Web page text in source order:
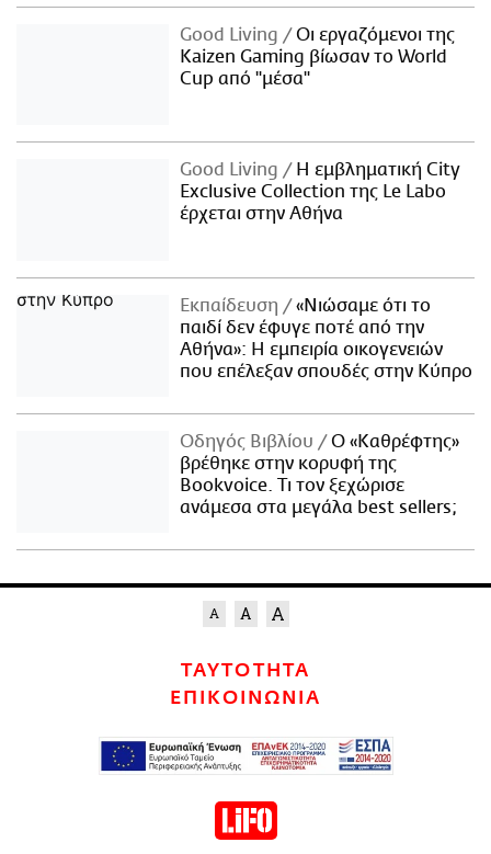
Good Living
Οι εργαζόμενοι της
Kaizen Gaming βίωσαν το World
Cup από "μέσα"
Good Living
Η εμβληματική City
Exclusive Collection της Le Labo
έρχεται στην Αθήνα
Εκπαίδευση
«Νιώσαμε ότι το
παιδί δεν έφυγε ποτέ από την
Αθήνα»: Η εμπειρία οικογενειών
που επέλεξαν σπουδές στην Κύπρο
Οδηγός Βιβλίου
Ο «Καθρέφτης»
βρέθηκε στην κορυφή της
Bookvoice. Τι τον ξεχώρισε
ανάμεσα στα μεγάλα best sellers;
ΤΑΥΤΟΤΗΤΑ
ΕΠΙΚΟΙΝΩΝΙΑ